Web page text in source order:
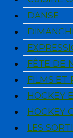
DANSE
FÊTE DE
FILMS ET
HOCKEY
HOCKEY
LES